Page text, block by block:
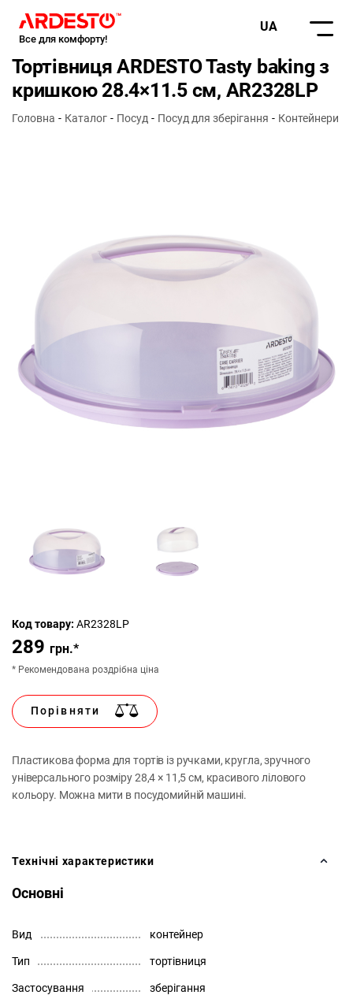
Все для комфорту!
UA
Тортівниця ARDESTO Tasty baking з
кришкою 28.4×11.5 см, AR2328LP
Головна Каталог Посуд Посуд для зберігання Контейнери
Код товару: AR2328LP
289 грн.*
* Рекомендована роздрібна ціна
Порівняти
Пластикова форма для тортів із ручками, кругла, зручного
універсального розміру 28,4 × 11,5 см, красивого лілового
кольору. Можна мити в посудомийній машині.
Технічні характеристики
Основні
Вид контейнер
Тип тортівниця
Застосування зберігання